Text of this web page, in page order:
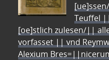
Teuffel
[oe]stlich zulesen/||
vorfasset || vnd
Alexium